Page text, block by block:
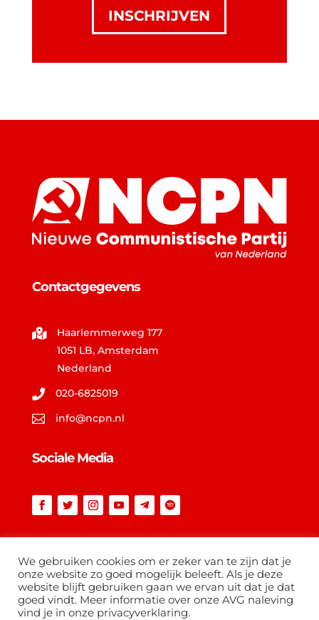
INSCHRIJVEN
Contactgegevens

Haarlemmerweg 177
1051 LB, Amsterdam
Nederland

020-6825019

info@ncpn.nl
Sociale Media
We gebruiken cookies om er zeker van te zijn dat je
onze website zo goed mogelijk beleeft. Als je deze
website blijft gebruiken gaan we ervan uit dat je dat
goed vindt. Meer informatie over onze AVG naleving
vind je in onze privacyverklaring.